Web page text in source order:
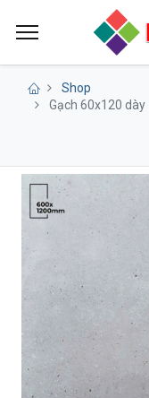
Shop
Gạch 60x120 dày